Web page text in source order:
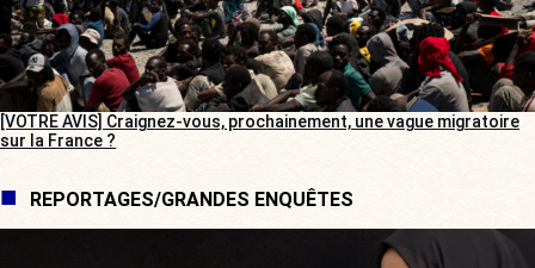
[VOTRE AVIS] Craignez-vous, prochainement, une vague migratoire
sur la France ?
REPORTAGES/GRANDES ENQUÊTES